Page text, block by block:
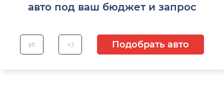
авто под ваш бюджет и запрос
Подобрать авто